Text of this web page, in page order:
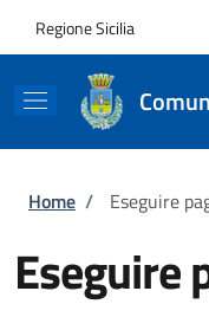
Regione Sicilia
Briciole di
Home / Eseguire
Eseguire